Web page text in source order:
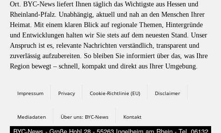
Ort. BYC-News liefert Ihnen täglich das Wichtigste aus Hessen und
Rheinland-Pfalz. Unabhängig, aktuell und nah an den Menschen Ihrer
Heimat. Mit einem klaren Blick auf regionale Themen, Hintergründe
und Entwicklungen halten wir Sie stets auf dem neuesten Stand. Unser
Anspruch ist es, relevante Nachrichten verständlich, transparent und
zuverlässig aufzubereiten. So bleiben Sie informiert über das, was Ihre
Region bewegt – schnell, kompakt und direkt aus Ihrer Umgebung.
Impressum Privacy Cookie-Richtlinie (EU) Disclaimer
Mediadaten Über uns: BYC-News Kontakt